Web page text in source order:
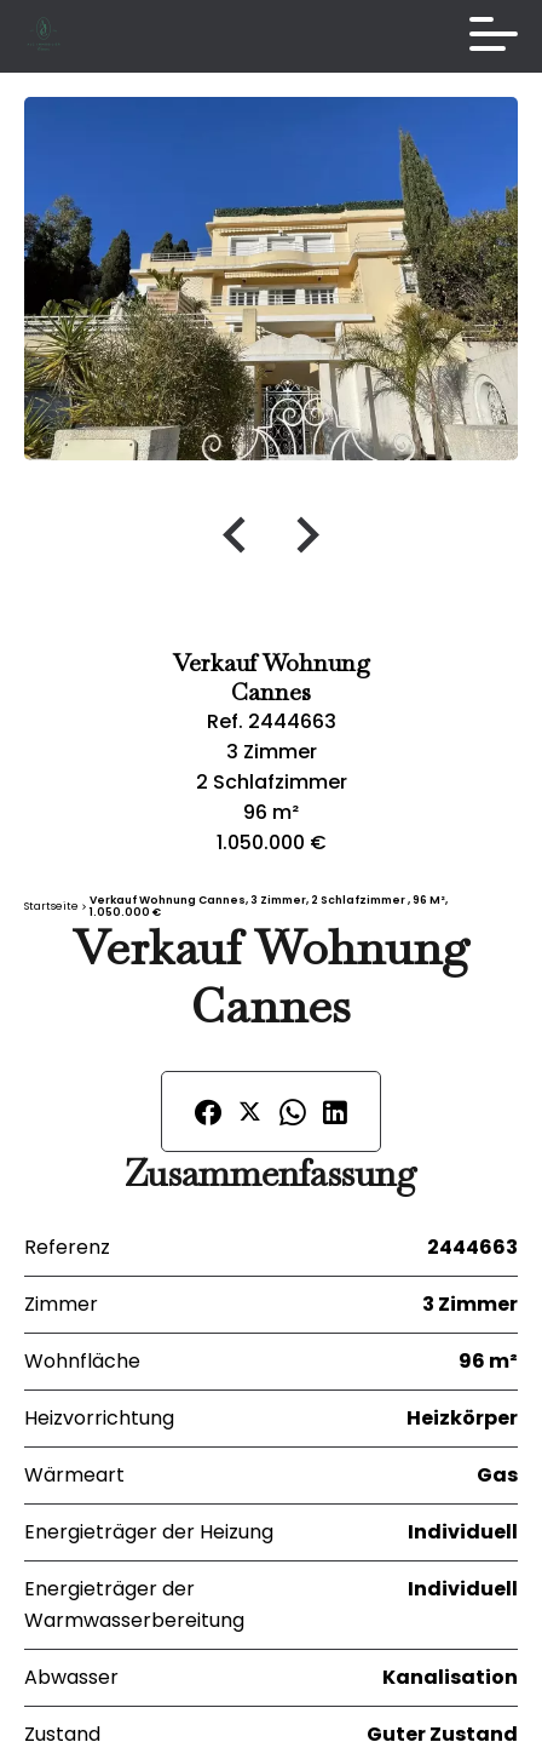
Verkauf Wohnung
Cannes
Ref. 2444663
3 Zimmer
2 Schlafzimmer
96 m²
1.050.000 €
Startseite
Verkauf Wohnung Cannes, 3 Zimmer, 2 Schlafzimmer , 96 M²,
1.050.000 €
Verkauf Wohnung
Cannes
Zusammenfassung
Referenz 2444663
Zimmer 3 Zimmer
Wohnfläche 96 m²
Heizvorrichtung Heizkörper
Wärmeart Gas
Energieträger der Heizung Individuell
Energieträger der
Warmwasserbereitung
Individuell
Abwasser Kanalisation
Zustand Guter Zustand